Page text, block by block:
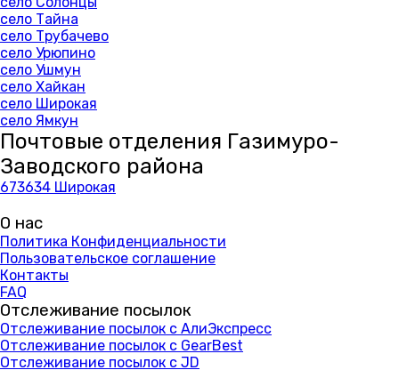
село Тайна
село Трубачево
село Урюпино
село Ушмун
село Хайкан
село Широкая
село Ямкун
Почтовые отделения Газимуро-
Заводского района
673634 Широкая
О нас
Политика Конфиденциальности
Пользовательское соглашение
Контакты
FAQ
Отслеживание посылок
Отслеживание посылок с АлиЭкспресс
Отслеживание посылок с GearBest
Отслеживание посылок с JD